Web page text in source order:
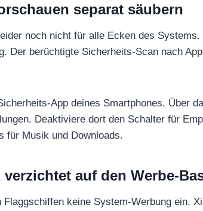
separat säubern
noch nicht für alle Ecken des
Der berüchtigte Sicherheits-Scan nach
App deines Smartphones. Über
Deaktiviere dort den Schalter für
für Musik und Downloads.
auf den Werbe-
Flaggschiffen keine System-Werbung ein.